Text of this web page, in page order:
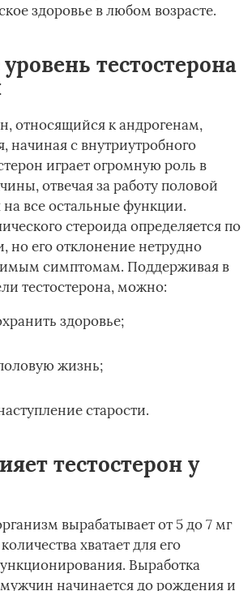
здоровье в любом возрасте.
тестостерона
относящийся к андрогенам,
начиная с внутриутробного
играет огромную роль в
отвечая за работу половой
все остальные функции.
стероида определяется по
но его отклонение нетрудно
симптомам. Поддерживая в
тестостерона, можно:
здоровье;
жизнь;
старости.
тестостерон у
вырабатывает от 5 до 7 мг
хватает для его
Выработка
мужчин начинается до рождения и